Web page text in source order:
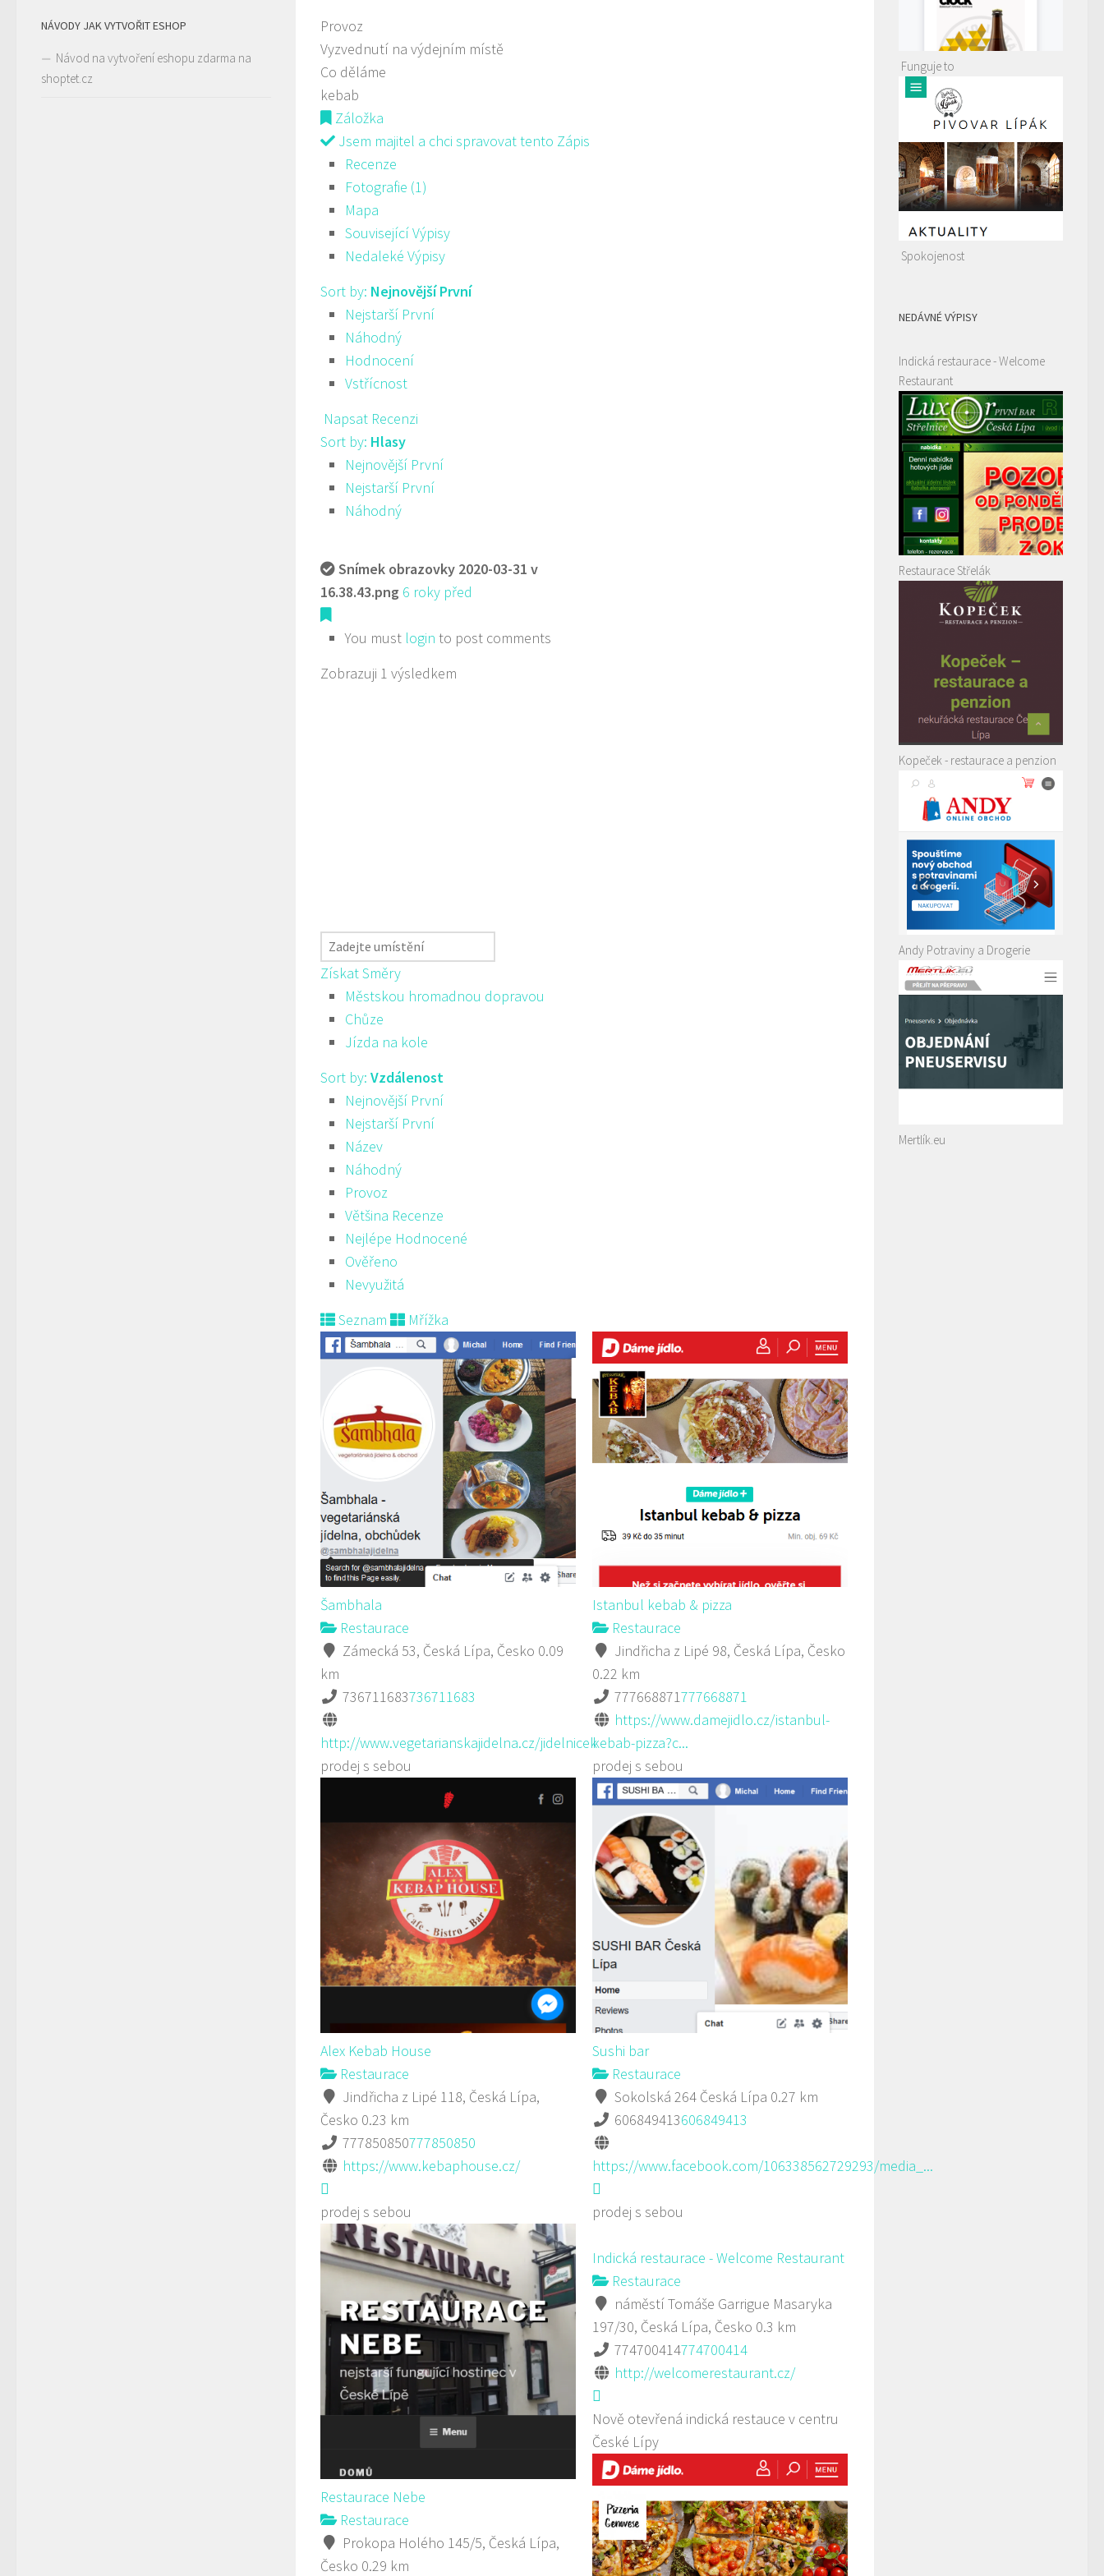
Provoz
Vyzvednutí na výdejním místě
Co děláme
kebab
Záložka
Jsem majitel a chci spravovat tento Zápis
Recenze
Fotografie (1)
Mapa
Související Výpisy
Nedaleké Výpisy
Sort by: Nejnovější První
Nejstarší První
Náhodný
Hodnocení
Vstřícnost
Napsat Recenzi
Sort by: Hlasy
Nejnovější První
Nejstarší První
Náhodný
Snímek obrazovky 2020-03-31 v
16.38.43.png 6 roky před
You must login to post comments
Zobrazuji 1 výsledkem
Získat Směry
Městskou hromadnou dopravou
Chůze
Jízda na kole
Sort by: Vzdálenost
Nejnovější První
Nejstarší První
Název
Náhodný
Provoz
Většina Recenze
Nejlépe Hodnocené
Ověřeno
Nevyužitá
Seznam
Mřížka
Šambhala
Restaurace
Zámecká 53, Česká Lípa, Česko 0.09
km
736711683736711683
http://www.vegetarianskajidelna.cz/jidelnicek
prodej s sebou
Istanbul kebab & pizza
Restaurace
Jindřicha z Lipé 98, Česká Lípa, Česko
0.22 km
777668871777668871
https://www.damejidlo.cz/istanbul-
kebab-pizza?c...
prodej s sebou
Alex Kebab House
Restaurace
Jindřicha z Lipé 118, Česká Lípa,
Česko 0.23 km
777850850777850850
https://www.kebaphouse.cz/
prodej s sebou
Sushi bar
Restaurace
Sokolská 264 Česká Lípa 0.27 km
606849413606849413
https://www.facebook.com/106338562729293/media_...
prodej s sebou
Restaurace Nebe
Restaurace
Prokopa Holého 145/5, Česká Lípa,
Česko 0.29 km
Indická restaurace - Welcome Restaurant
Restaurace
náměstí Tomáše Garrigue Masaryka
197/30, Česká Lípa, Česko 0.3 km
774700414774700414
http://welcomerestaurant.cz/
Nově otevřená indická restauce v centru
České Lípy
NÁVODY JAK VYTVOŘIT ESHOP
Návod na vytvoření eshopu zdarma na
shoptet.cz
Funguje to
Spokojenost
NEDÁVNÉ VÝPISY
Indická restaurace - Welcome
Restaurant
Restaurace Střelák
Kopeček - restaurace a penzion
Andy Potraviny a Drogerie
Mertlík.eu